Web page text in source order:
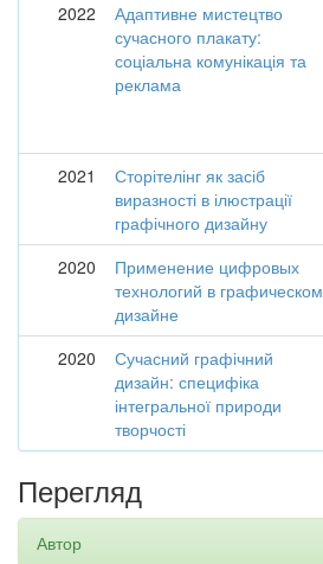
2022
Адаптивне мистецтво
сучасного плакату:
соціальна комунікація та
реклама
2021
Сторітелінг як засіб
виразності в ілюстрації
графічного дизайну
2020
Применение цифровых
технологий в графическом
дизайне
2020
Сучасний графічний
дизайн: специфіка
інтегральної природи
творчості
Перегляд
Автор